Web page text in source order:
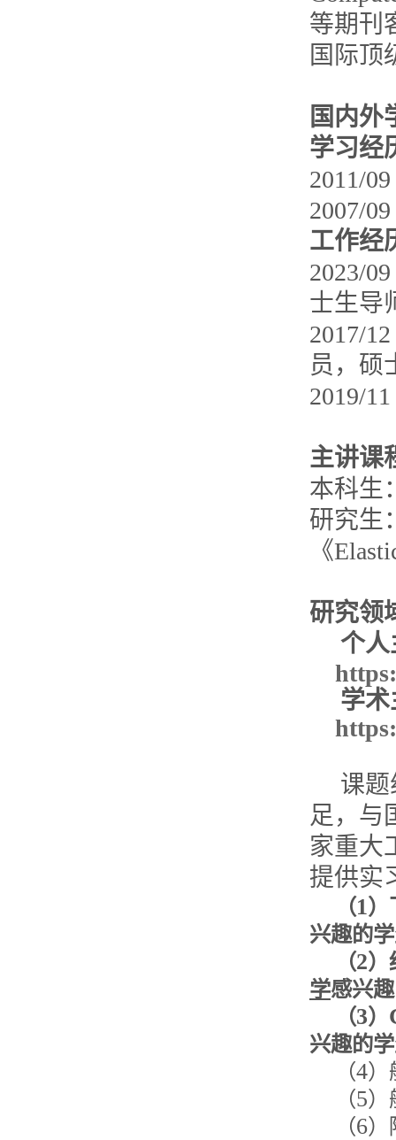
等期刊
国际顶
国内外
学习经
2011/
2007/
工作经
2023/
士生导
2017/
员，硕
2019/
主讲课
本科生
研究生
《
研究领
个人
学术
课题
足，与
家重大
提供实
（1）
兴趣的
（2）
学感兴
（3）
兴趣的
（4）
（5）
（6）